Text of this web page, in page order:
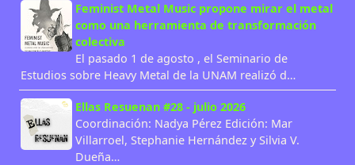
Feminist Metal Music propone mirar el metal
como una herramienta de transformación
colectiva
El pasado 1 de agosto , el Seminario de
Estudios sobre Heavy Metal de la UNAM realizó d…
Ellas Resuenan #28 - julio 2026
Coordinación: Nadya Pérez Edición: Mar
Villarroel, Stephanie Hernández y Silvia V.
Dueña…